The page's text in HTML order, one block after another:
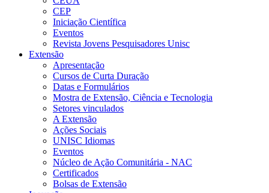
CEP
Iniciação Científica
Eventos
Revista Jovens Pesquisadores Unisc
Extensão
Apresentação
Cursos de Curta Duração
Datas e Formulários
Mostra de Extensão, Ciência e Tecnologia
Setores vinculados
A Extensão
Ações Sociais
UNISC Idiomas
Eventos
Núcleo de Ação Comunitária - NAC
Certificados
Bolsas de Extensão